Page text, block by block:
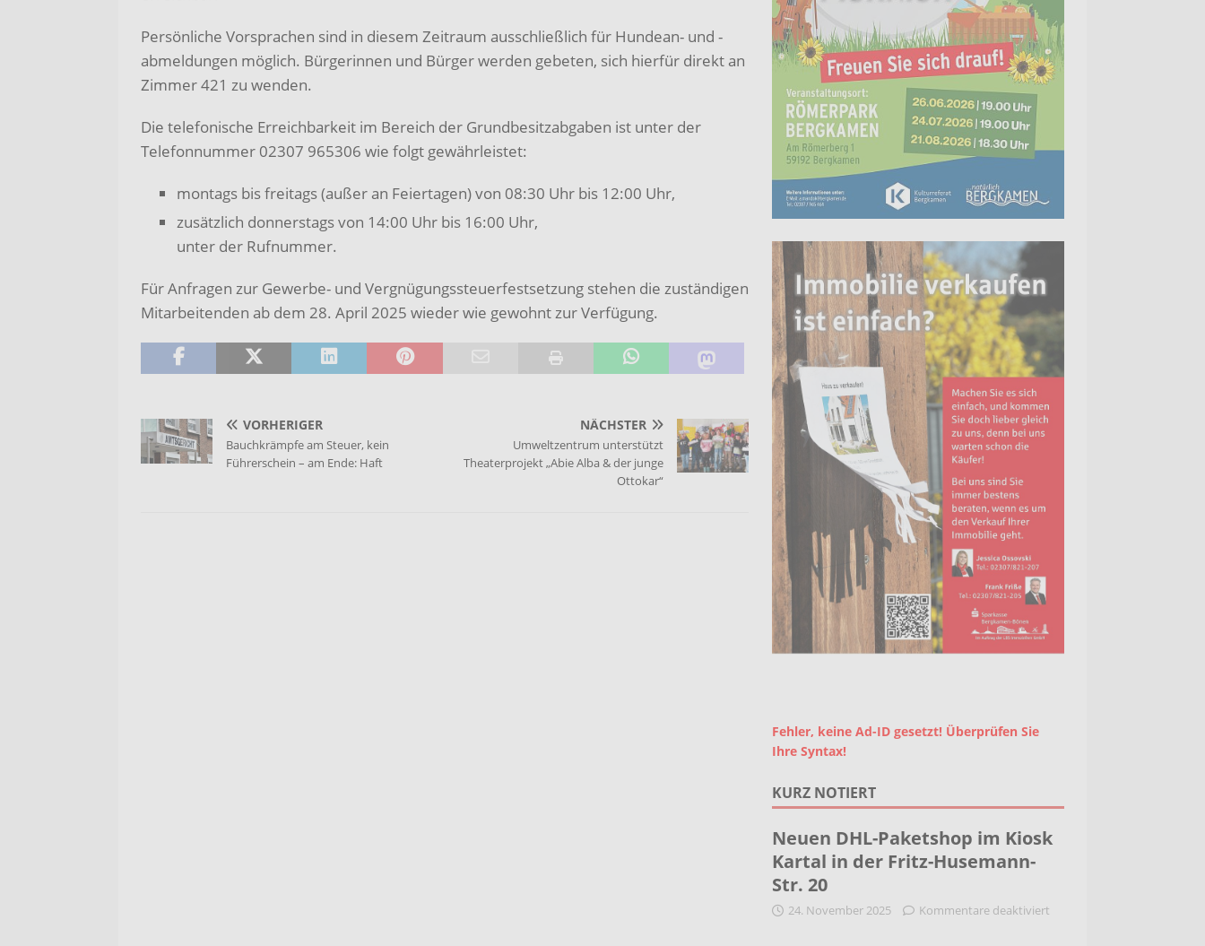
Persönliche Vorsprachen sind in diesem Zeitraum ausschließlich für Hundean- und -
abmeldungen möglich. Bürgerinnen und Bürger werden gebeten, sich hierfür direkt an
Zimmer 421 zu wenden.
Die telefonische Erreichbarkeit im Bereich der Grundbesitzabgaben ist unter der
Telefonnummer 02307 965306 wie folgt gewährleistet:
montags bis freitags (außer an Feiertagen) von 08:30 Uhr bis 12:00 Uhr,
zusätzlich donnerstags von 14:00 Uhr bis 16:00 Uhr,
unter der Rufnummer.
Für Anfragen zur Gewerbe- und Vergnügungssteuerfestsetzung stehen die zuständigen
Mitarbeitenden ab dem 28. April 2025 wieder wie gewohnt zur Verfügung.
VORHERIGER
Bauchkrämpfe am Steuer, kein
Führerschein – am Ende: Haft
NÄCHSTER
Umweltzentrum unterstützt
Theaterprojekt „Abie Alba & der junge
Ottokar“
Fehler, keine Ad-ID gesetzt! Überprüfen Sie
Ihre Syntax!
KURZ NOTIERT
Neuen DHL-Paketshop im Kiosk
Kartal in der Fritz-Husemann-
Str. 20
24. November 2025 Kommentare deaktiviert